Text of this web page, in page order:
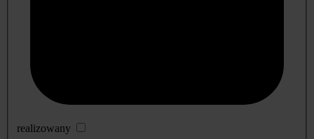
realizowany